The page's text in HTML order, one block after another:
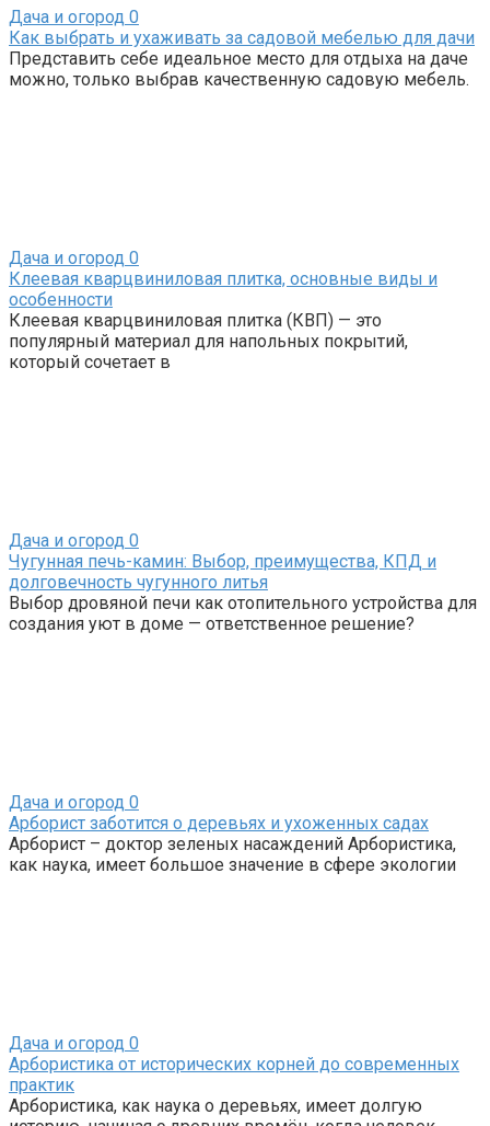
Дача и огород 0
Как выбрать и ухаживать за садовой мебелью для дачи
Представить себе идеальное место для отдыха на даче
можно, только выбрав качественную садовую мебель.
Дача и огород 0
Клеевая кварцвиниловая плитка, основные виды и
особенности
Клеевая кварцвиниловая плитка (КВП) — это
популярный материал для напольных покрытий,
который сочетает в
Дача и огород 0
Чугунная печь-камин: Выбор, преимущества, КПД и
долговечность чугунного литья
Выбор дровяной печи как отопительного устройства для
создания уют в доме — ответственное решение?
Дача и огород 0
Арборист заботится о деревьях и ухоженных садах
Арборист – доктор зеленых насаждений Арбористика,
как наука, имеет большое значение в сфере экологии
Дача и огород 0
Арбористика от исторических корней до современных
практик
Арбористика, как наука о деревьях, имеет долгую